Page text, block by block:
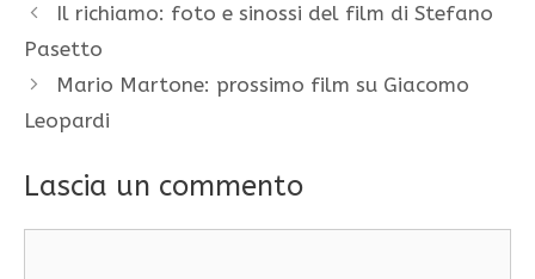
Il richiamo: foto e sinossi del film di Stefano
Pasetto
Mario Martone: prossimo film su Giacomo
Leopardi
Lascia un commento